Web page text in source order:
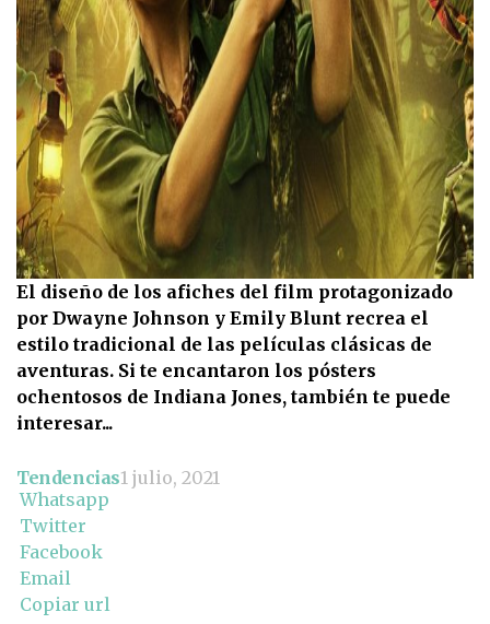
El diseño de los afiches del film protagonizado
por Dwayne Johnson y Emily Blunt recrea el
estilo tradicional de las películas clásicas de
aventuras. Si te encantaron los pósters
ochentosos de Indiana Jones, también te puede
interesar...
Tendencias1 julio, 2021
Whatsapp
Twitter
Facebook
Email
Copiar url